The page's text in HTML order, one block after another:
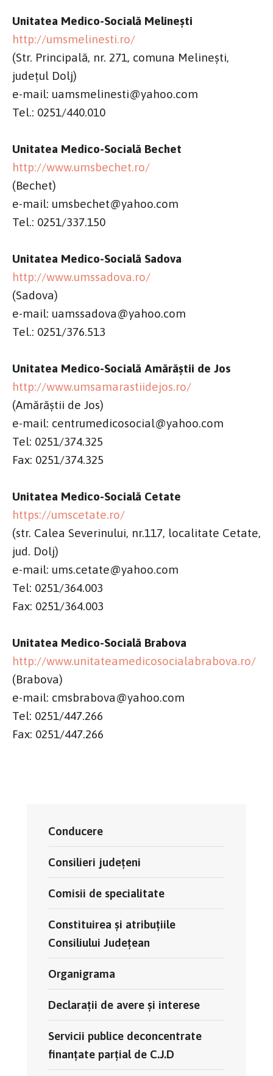
Unitatea Medico-Socială Melinești
http://umsmelinesti.ro/
(Str. Principală, nr. 271, comuna Melinești,
județul Dolj)
e-mail: uamsmelinesti@yahoo.com
Tel.: 0251/440.010
Unitatea Medico-Socială Bechet
http://www.umsbechet.ro/
(Bechet)
e-mail: umsbechet@yahoo.com
Tel.: 0251/337.150
Unitatea Medico-Socială Sadova
http://www.umssadova.ro/
(Sadova)
e-mail: uamssadova@yahoo.com
Tel.: 0251/376.513
Unitatea Medico-Socială Amărăștii de Jos
http://www.umsamarastiidejos.ro/
(Amărăștii de Jos)
e-mail: centrumedicosocial@yahoo.com
Tel: 0251/374.325
Fax: 0251/374.325
Unitatea Medico-Socială Cetate
https://umscetate.ro/
(str. Calea Severinului, nr.117, localitate Cetate,
jud. Dolj)
e-mail: ums.cetate@yahoo.com
Tel: 0251/364.003
Fax: 0251/364.003
Unitatea Medico-Socială Brabova
http://www.unitateamedicosocialabrabova.ro/
(Brabova)
e-mail: cmsbrabova@yahoo.com
Tel: 0251/447.266
Fax: 0251/447.266
Conducere
Consilieri județeni
Comisii de specialitate
Constituirea și atribuțiile
Consiliului Județean
Organigrama
Declarații de avere și interese
Servicii publice deconcentrate
finanțate parțial de C.J.D